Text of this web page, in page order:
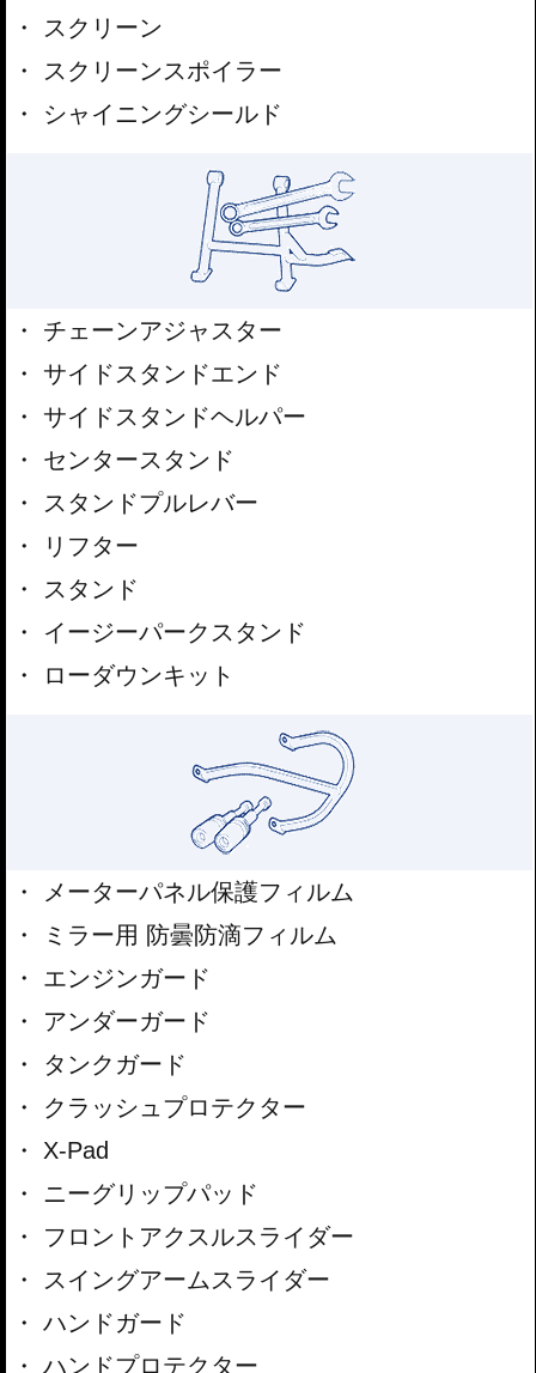
スクリーン
スクリーンスポイラー
シャイニングシールド
チェーンアジャスター
サイドスタンドエンド
サイドスタンドヘルパー
センタースタンド
スタンドプルレバー
リフター
スタンド
イージーパークスタンド
ローダウンキット
メーターパネル保護フィルム
ミラー用 防曇防滴フィルム
エンジンガード
アンダーガード
タンクガード
クラッシュプロテクター
X-Pad
ニーグリップパッド
フロントアクスルスライダー
スイングアームスライダー
ハンドガード
ハンドプロテクター